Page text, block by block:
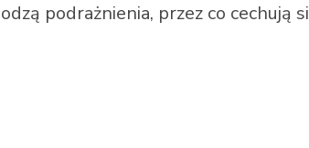
podrażnienia, przez co